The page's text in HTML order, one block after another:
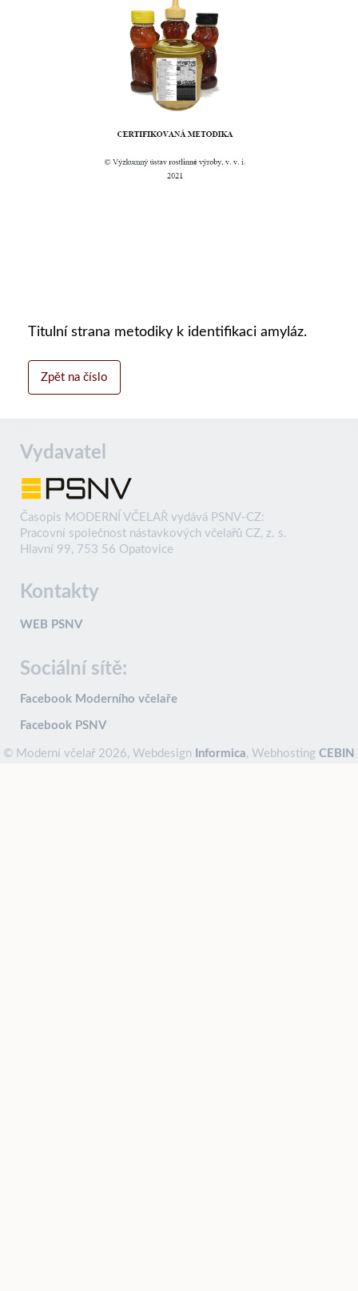
Titulní strana metodiky k identifikaci amyláz.
Zpět na číslo
Vydavatel
Časopis MODERNÍ VČELAŘ vydává PSNV-CZ:
Pracovní společnost nástavkových včelařů CZ, z. s.
Hlavní 99, 753 56 Opatovice
Kontakty
WEB PSNV
Sociální sítě:
Facebook Moderního včelaře
Facebook PSNV
© Moderní včelař 2026, Webdesign Informica, Webhosting CEBIN